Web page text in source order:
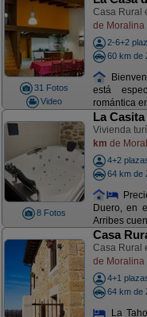
31 Fotos
Video
Casa Rural
de Moralina
2-6+2
60 km de
está
romántica
8 Fotos
La
Vivienda
km de
4+2
64 km de
Duero, en
Arribes
Casa
Casa Rural
de Moralina
4+1
64 km de
La